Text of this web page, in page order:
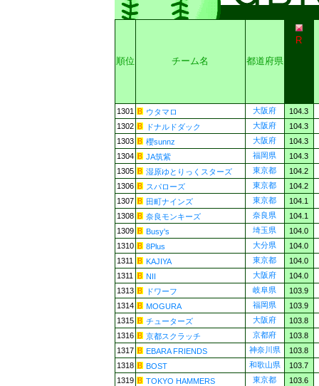
順位 チーム名 都道府県
R
1301 ウタマロ 大阪府
104.3
1302
ドナルドダック 大阪府
104.3
1303
櫻sunnz 大阪府
104.3
1304
JA筑紫 福岡県
104.3
1305
湿原ゆとりっくスターズ 東京都
104.2
1306
スパローズ 東京都
104.2
1307
田町ナインズ 東京都
104.1
1308
奈良モンキーズ 奈良県
104.1
1309
Busy's 埼玉県
104.0
1310
8Plus 大分県
104.0
1311
KAJIYA 東京都
104.0
1311
NII 大阪府
104.0
1313
ドワーフ 岐阜県
103.9
1314
MOGURA 福岡県
103.9
1315
チューターズ 大阪府
103.8
1316
京都スクラッチ 京都府
103.8
1317
EBARA FRIENDS 神奈川県
103.8
1318
BOST 和歌山県
103.7
1319
TOKYO HAMMERS 東京都
103.6